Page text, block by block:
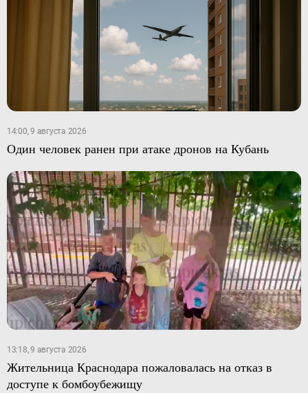
14:00, 9 августа 2026
Один человек ранен при атаке дронов на Кубань
13:18, 9 августа 2026
Жительница Краснодара пожаловалась на отказ в
доступе к бомбоубежищу